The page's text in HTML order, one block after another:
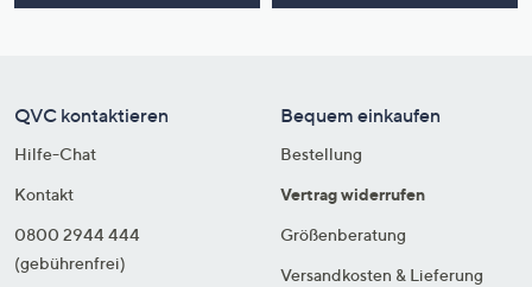
QVC kontaktieren
Hilfe-Chat
Kontakt
0800 2944 444
(gebührenfrei)
Bequem einkaufen
Bestellung
Vertrag widerrufen
Größenberatung
Versandkosten & Lieferung